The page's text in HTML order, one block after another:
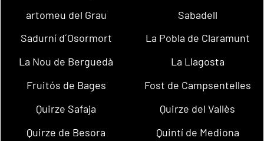
artomeu del Grau
Sabadell
Sadurní d´Osormort
La Pobla de Claramunt
La Nou de Berguedà
La Llagosta
Fruitós de Bages
Fost de Campsentelles
Quirze Safaja
Quirze del Vallès
Quirze de Besora
Quintí de Mediona